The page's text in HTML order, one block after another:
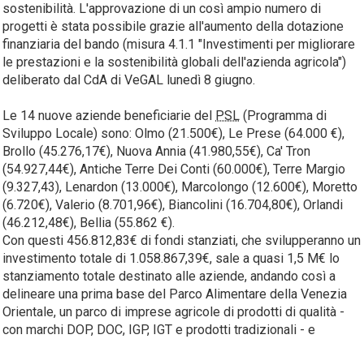
sostenibilità. L'approvazione di un così ampio numero di
progetti è stata possibile grazie all'aumento della dotazione
finanziaria del bando (misura 4.1.1 "Investimenti per migliorare
le prestazioni e la sostenibilità globali dell'azienda agricola")
deliberato dal CdA di VeGAL lunedì 8 giugno.
Le 14 nuove aziende beneficiarie del PSL (Programma di
Sviluppo Locale) sono: Olmo (21.500€), Le Prese (64.000 €),
Brollo (45.276,17€), Nuova Annia (41.980,55€), Ca' Tron
(54.927,44€), Antiche Terre Dei Conti (60.000€), Terre Margio
(9.327,43), Lenardon (13.000€), Marcolongo (12.600€), Moretto
(6.720€), Valerio (8.701,96€), Biancolini (16.704,80€), Orlandi
(46.212,48€), Bellia (55.862 €).
Con questi 456.812,83€ di fondi stanziati, che svilupperanno un
investimento totale di 1.058.867,39€, sale a quasi 1,5 M€ lo
stanziamento totale destinato alle aziende, andando così a
delineare una prima base del Parco Alimentare della Venezia
Orientale, un parco di imprese agricole di prodotti di qualità -
con marchi DOP, DOC, IGP, IGT e prodotti tradizionali - e